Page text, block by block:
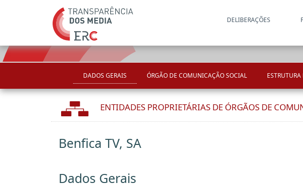
DELIBERAÇÕES
DADOS GERAIS ÓRGÃO DE COMUNICAÇÃO SOCIAL
ENTIDADES PROPRIETÁRIAS DE ÓRGÃOS DE
Benfica TV, SA
Dados Gerais